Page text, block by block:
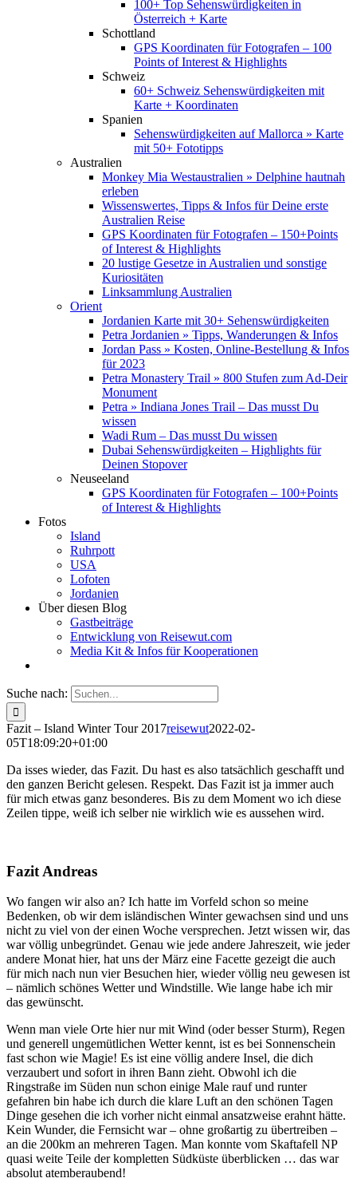
100+ Top Sehenswürdigkeiten in
Österreich + Karte
Schottland
GPS Koordinaten für Fotografen – 100
Points of Interest & Highlights
Schweiz
60+ Schweiz Sehenswürdigkeiten mit
Karte + Koordinaten
Spanien
Sehenswürdigkeiten auf Mallorca » Karte
mit 50+ Fototipps
Australien
Monkey Mia Westaustralien » Delphine hautnah
erleben
Wissenswertes, Tipps & Infos für Deine erste
Australien Reise
GPS Koordinaten für Fotografen – 150+Points
of Interest & Highlights
20 lustige Gesetze in Australien und sonstige
Kuriositäten
Linksammlung Australien
Orient
Jordanien Karte mit 30+ Sehenswürdigkeiten
Petra Jordanien » Tipps, Wanderungen & Infos
Jordan Pass » Kosten, Online-Bestellung & Infos
für 2023
Petra Monastery Trail » 800 Stufen zum Ad-Deir
Monument
Petra » Indiana Jones Trail – Das musst Du
wissen
Wadi Rum – Das musst Du wissen
Dubai Sehenswürdigkeiten – Highlights für
Deinen Stopover
Neuseeland
GPS Koordinaten für Fotografen – 100+Points
of Interest & Highlights
Fotos
Island
Ruhrpott
USA
Lofoten
Jordanien
Über diesen Blog
Gastbeiträge
Entwicklung von Reisewut.com
Media Kit & Infos für Kooperationen
Suche nach:
Fazit – Island Winter Tour 2017reisewut2022-02-
05T18:09:20+01:00
Da isses wieder, das Fazit. Du hast es also tatsächlich geschafft und
den ganzen Bericht gelesen. Respekt. Das Fazit ist ja immer auch
für mich etwas ganz besonderes. Bis zu dem Moment wo ich diese
Zeilen tippe, weiß ich selber nie wirklich wie es aussehen wird.
Fazit Andreas
Wo fangen wir also an? Ich hatte im Vorfeld schon so meine
Bedenken, ob wir dem isländischen Winter gewachsen sind und uns
nicht zu viel von der einen Woche versprechen. Jetzt wissen wir, das
war völlig unbegründet. Genau wie jede andere Jahreszeit, wie jeder
andere Monat hier, hat uns der März eine Facette gezeigt die auch
für mich nach nun vier Besuchen hier, wieder völlig neu gewesen ist
– nämlich schönes Wetter und Windstille. Wie lange habe ich mir
das gewünscht.
Wenn man viele Orte hier nur mit Wind (oder besser Sturm), Regen
und generell ungemütlichen Wetter kennt, ist es bei Sonnenschein
fast schon wie Magie! Es ist eine völlig andere Insel, die dich
verzaubert und sofort in ihren Bann zieht. Obwohl ich die
Ringstraße im Süden nun schon einige Male rauf und runter
gefahren bin habe ich durch die klare Luft an den schönen Tagen
Dinge gesehen die ich vorher nicht einmal ansatzweise erahnt hätte.
Kein Wunder, die Fernsicht war – ohne großartig zu übertreiben –
an die 200km an mehreren Tagen. Man konnte vom Skaftafell NP
quasi weite Teile der kompletten Südküste überblicken … das war
absolut atemberaubend!